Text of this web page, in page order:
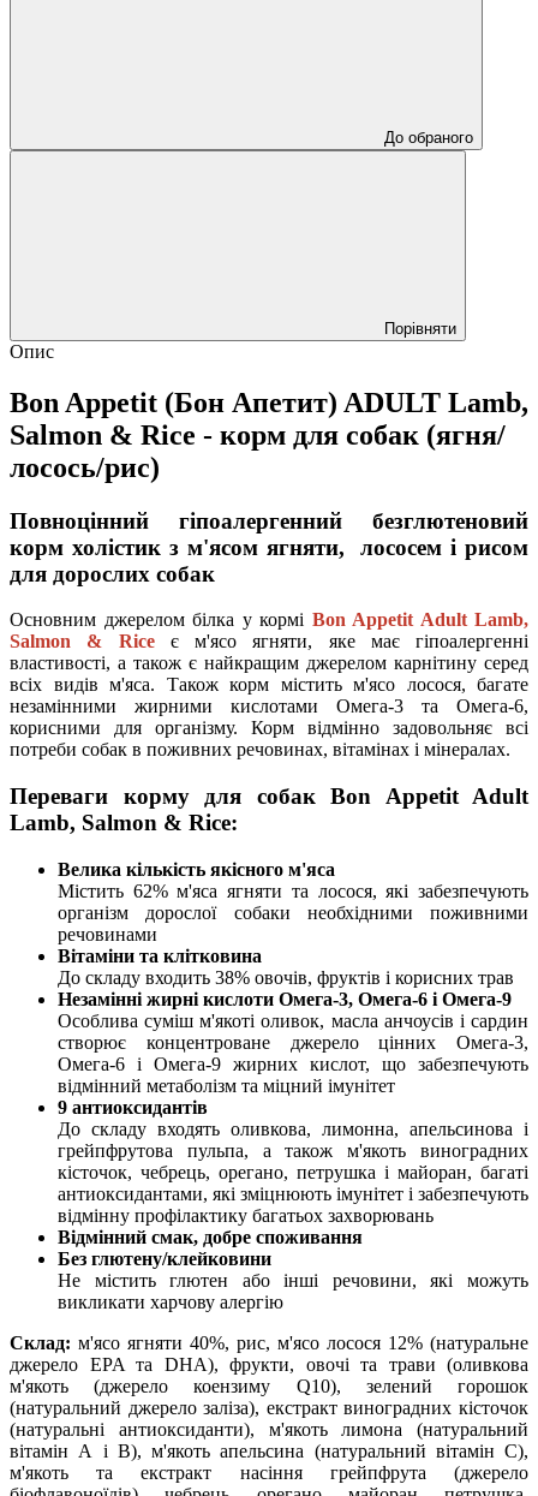
До обраного
Порівняти
Опис
Bon Appetit (Бон Апетит) ADULT Lamb,
Salmon & Rice - корм для собак (ягня/
лосось/рис)
Повноцінний гіпоалергенний безглютеновий
корм холістик з м'ясом ягняти, лососем і рисом
для дорослих собак
Основним джерелом білка у кормі Bon Appetit Adult Lamb,
Salmon & Rice є м'ясо ягняти, яке має гіпоалергенні
властивості, а також є найкращим джерелом карнітину серед
всіх видів м'яса. Також корм містить м'ясо лосося, багате
незамінними жирними кислотами Омега-3 та Омега-6,
корисними для організму. Корм відмінно задовольняє всі
потреби собак в поживних речовинах, вітамінах і мінералах.
Переваги корму для собак Bon Appetit Adult
Lamb, Salmon & Rice:
Велика кількість якісного м'яса
Містить 62% м'яса ягняти та лосося, які забезпечують
організм дорослої собаки необхідними поживними
речовинами
Вітаміни та клітковина
До складу входить 38% овочів, фруктів і корисних трав
Незамінні жирні кислоти Омега-3, Омега-6 і Омега-9
Особлива суміш м'якоті оливок, масла анчоусів і сардин
створює концентроване джерело цінних Омега-3,
Омега-6 і Омега-9 жирних кислот, що забезпечують
відмінний метаболізм та міцний імунітет
9 антиоксидантів
До складу входять оливкова, лимонна, апельсинова і
грейпфрутова пульпа, а також м'якоть виноградних
кісточок, чебрець, орегано, петрушка і майоран, багаті
антиоксидантами, які зміцнюють імунітет і забезпечують
відмінну профілактику багатьох захворювань
Відмінний смак, добре споживання
Без глютену/клейковини
Не містить глютен або інші речовини, які можуть
викликати харчову алергію
Склад: м'ясо ягняти 40%, рис, м'ясо лосося 12% (натуральне
джерело EPA та DHA), фрукти, овочі та трави (оливкова
м'якоть (джерело коензиму Q10), зелений горошок
(натуральний джерело заліза), екстракт виноградних кісточок
(натуральні антиоксиданти), м'якоть лимона (натуральний
вітамін А і В), м'якоть апельсина (натуральний вітамін С),
м'якоть та екстракт насіння грейпфрута (джерело